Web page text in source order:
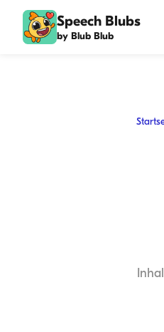
Speech Blubs
by Blub Blub